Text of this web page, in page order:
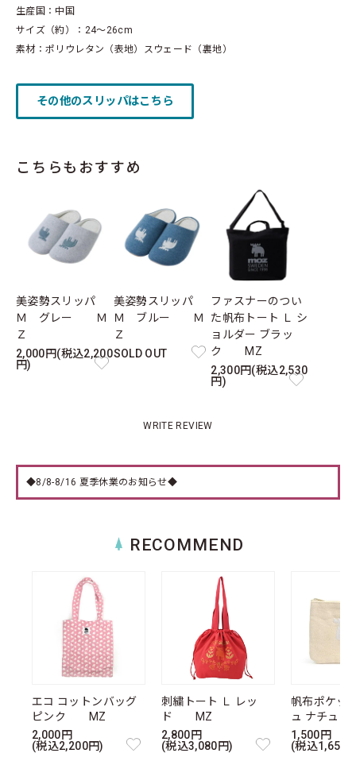
生産国：中国
サイズ（約）：24～26cm
素材：ポリウレタン（表地）スウェード（裏地）
その他のスリッパはこちら
こちらもおすすめ
美姿勢スリッパ
Ｍ グレー Ｍ
Ｚ
2,000円(税込2,200
円)
美姿勢スリッパ
Ｍ ブルー Ｍ
Ｚ
SOLD OUT
ファスナーのつい
た帆布トート Ｌ シ
ョルダー ブラッ
ク MZ
2,300円(税込2,530
円)
WRITE REVIEW
◆8/8-8/16 夏季休業のお知らせ◆
RECOMMEND
エコ コットンバッグ
ピンク MZ
2,000円
(税込2,200円)
刺繍トート Ｌ レッ
ド MZ
2,800円
(税込3,080円)
帆布ポケッ
ュ ナチュ
1,500円
(税込1,650